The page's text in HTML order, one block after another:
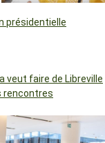
présidentielle
veut faire de Libreville
rencontres